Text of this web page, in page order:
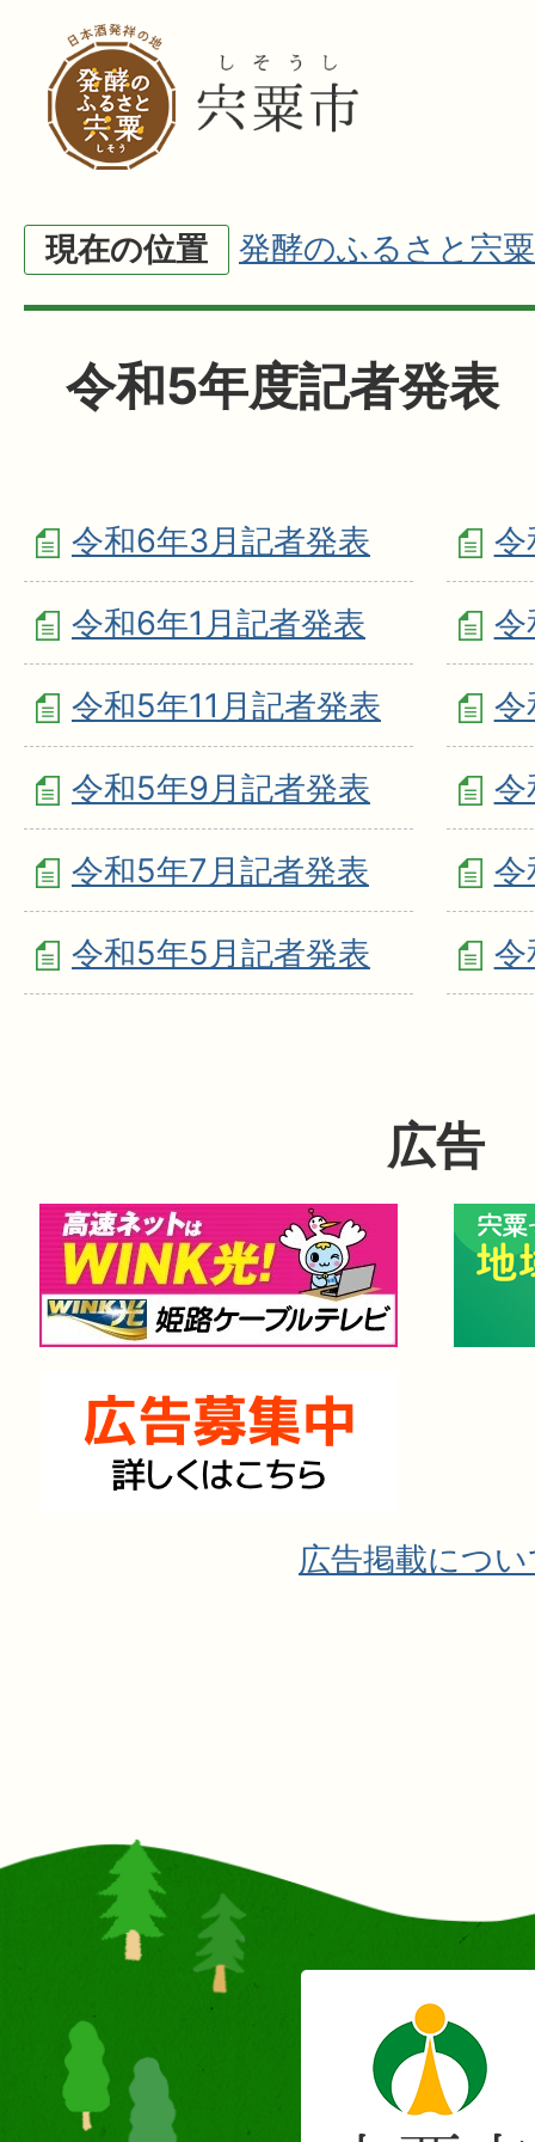
現在の位置 発酵のふるさと宍粟
令和5年度記者発表
令和6年3月記者発表 令
令和6年1月記者発表 令
令和5年11月記者発表 令
令和5年9月記者発表 令
令和5年7月記者発表 令
令和5年5月記者発表 令
広告
広告掲載につ